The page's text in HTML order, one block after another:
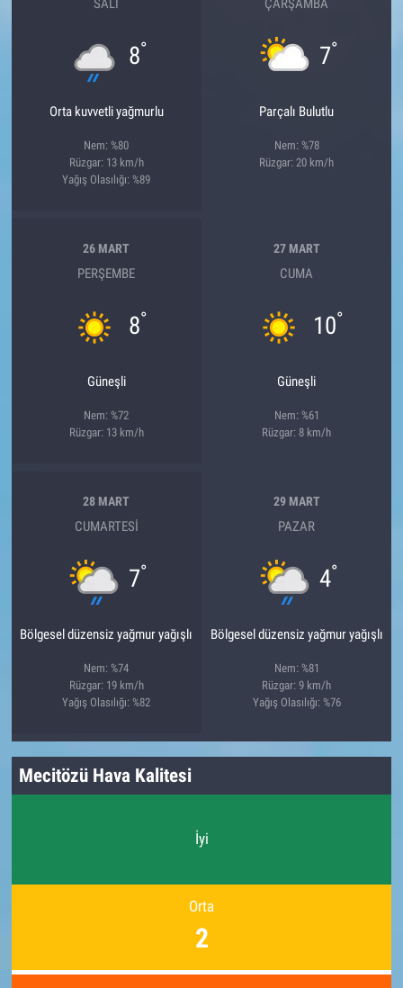
SALI
8°
Orta kuvvetli yağmurlu
Nem: %80
Rüzgar: 13 km/h
Yağış Olasılığı: %89
ÇARŞAMBA
7°
Parçalı Bulutlu
Nem: %78
Rüzgar: 20 km/h
26 MART
PERŞEMBE
8°
Güneşli
Nem: %72
Rüzgar: 13 km/h
27 MART
CUMA
10°
Güneşli
Nem: %61
Rüzgar: 8 km/h
28 MART
CUMARTESI
7°
Bölgesel düzensiz yağmur yağışlı
Nem: %74
Rüzgar: 19 km/h
Yağış Olasılığı: %82
29 MART
PAZAR
4°
Bölgesel düzensiz yağmur yağışlı
Nem: %81
Rüzgar: 9 km/h
Yağış Olasılığı: %76
Mecitözü Hava Kalitesi
İyi
Orta
2